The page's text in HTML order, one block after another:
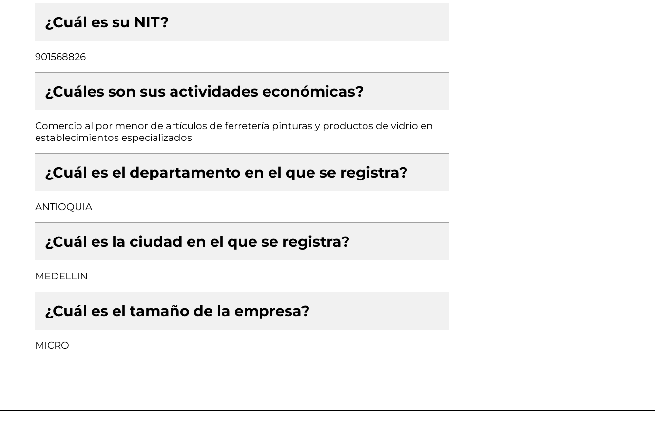
¿Cuál es su NIT?
901568826
¿Cuáles son sus actividades económicas?
Comercio al por menor de artículos de ferretería pinturas y productos de vidrio en
establecimientos especializados
¿Cuál es el departamento en el que se registra?
ANTIOQUIA
¿Cuál es la ciudad en el que se registra?
MEDELLIN
¿Cuál es el tamaño de la empresa?
MICRO